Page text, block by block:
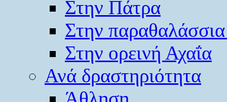
Στην Πάτρα
Στην
Στην ορεινή Αχαΐα
Ανά δραστηριότητα